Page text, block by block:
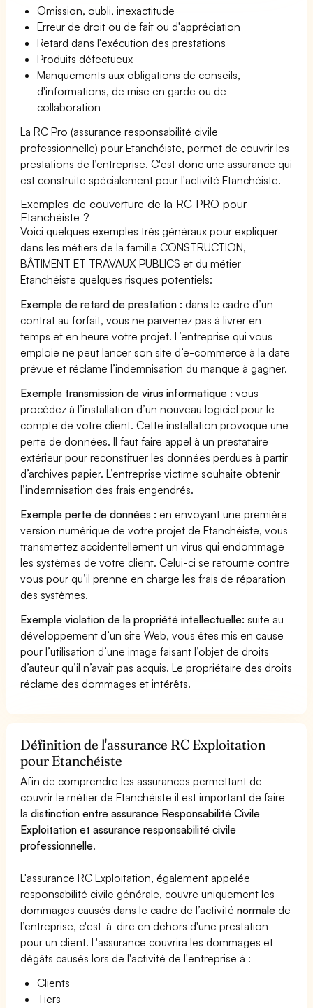
Omission, oubli, inexactitude
Erreur de droit ou de fait ou d'appréciation
Retard dans l'exécution des prestations
Produits défectueux
Manquements aux obligations de conseils,
d'informations, de mise en garde ou de
collaboration
La RC Pro (assurance responsabilité civile
professionnelle) pour Etanchéiste, permet de couvrir les
prestations de l’entreprise. C'est donc une assurance qui
est construite spécialement pour l'activité Etanchéiste.
Exemples de couverture de la RC PRO pour
Etanchéiste ?
Voici quelques exemples très généraux pour expliquer
dans les métiers de la famille CONSTRUCTION,
BÂTIMENT ET TRAVAUX PUBLICS et du métier
Etanchéiste quelques risques potentiels:
Exemple de retard de prestation : dans le cadre d’un
contrat au forfait, vous ne parvenez pas à livrer en
temps et en heure votre projet. L’entreprise qui vous
emploie ne peut lancer son site d’e-commerce à la date
prévue et réclame l’indemnisation du manque à gagner.
Exemple transmission de virus informatique : vous
procédez à l’installation d’un nouveau logiciel pour le
compte de votre client. Cette installation provoque une
perte de données. Il faut faire appel à un prestataire
extérieur pour reconstituer les données perdues à partir
d’archives papier. L’entreprise victime souhaite obtenir
l’indemnisation des frais engendrés.
Exemple perte de données : en envoyant une première
version numérique de votre projet de Etanchéiste, vous
transmettez accidentellement un virus qui endommage
les systèmes de votre client. Celui-ci se retourne contre
vous pour qu’il prenne en charge les frais de réparation
des systèmes.
Exemple violation de la propriété intellectuelle: suite au
développement d’un site Web, vous êtes mis en cause
pour l’utilisation d’une image faisant l’objet de droits
d’auteur qu’il n’avait pas acquis. Le propriétaire des droits
réclame des dommages et intérêts.
Définition de l'assurance RC Exploitation
pour Etanchéiste
Afin de comprendre les assurances permettant de
couvrir le métier de Etanchéiste il est important de faire
ladistinction entre assurance Responsabilité Civile
Exploitation et assurance responsabilité civile
professionnelle.
L'assurance RC Exploitation, également appelée
responsabilité civile générale, couvre uniquement les
dommages causés dans le cadre de l’activiténormale de
l’entreprise, c'est-à-dire en dehors d'une prestation
pour un client. L'assurance couvrira les dommages et
dégâts causés lors de l'activité de l'entreprise à :
Clients
Tiers